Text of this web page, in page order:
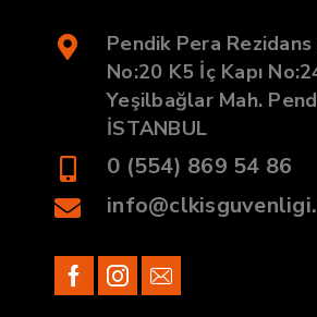
Pendik Pera
No:20 K5 İç Kapı
Yeşilbağlar Mah.
İSTANBUL
0 (554) 869 54 86